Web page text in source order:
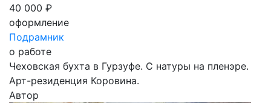
40 000 ₽
оформление
Подрамник
о работе
Чеховская бухта в Гурзуфе. С натуры на пленэре.
Арт-резиденция Коровина.
Автор